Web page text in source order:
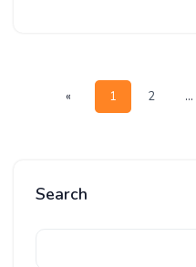
« 1 2 ...
Search